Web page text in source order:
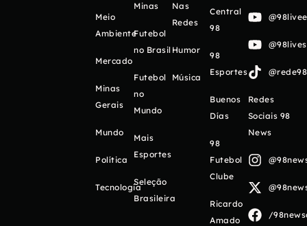
Meio
Ambiente
Mercado
Minas
Gerais
Mundo
Política
Tecnologia
Minas
Futebol
no Brasil
Futebol
no
Mundo
Mais
Esportes
Seleção
Brasileira
Nas
Redes
Humor
Música
Central
98
98
Esportes
Buenos
Días
98
Futebol
Clube
Ricardo
Amado
Redes
Sociais 98
News
/